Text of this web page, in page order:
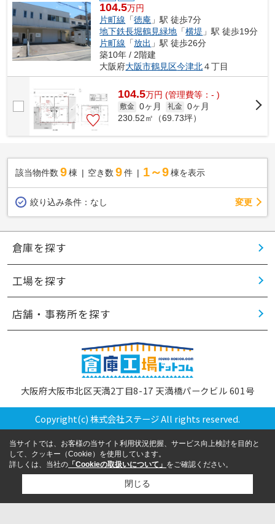
104.5万円
片町線 「徳庵 」駅 徒歩7分
地下鉄長堀鶴見緑地 「横堤 」駅 徒歩19分
片町線 「放出 」駅 徒歩26分
築10年 / 2階建
大阪府大阪市鶴見区今津北４丁目
104.5万円 (管理費等：- )
敷金 0ヶ月 礼金 0ヶ月
230.52㎡（69.73坪）
該当物件数 9棟 空き数 9 件 1～9 棟を表示
絞り込み条件： なし 変更
倉庫を探す
工場を探す
店舗・事務所を探す
大阪府大阪市北区天満2丁目8-17 天満橋パークビル 601号
Copyright(c) 株式会社ステージ All rights reserved.
当サイトでは、お客様の当サイト利用状況把握、サービス向上検討を目的と
して、クッキー（Cookie）を使用しています。
詳しくは、当社の 「Cookieの取扱いについて」 をご確認ください。
閉じる